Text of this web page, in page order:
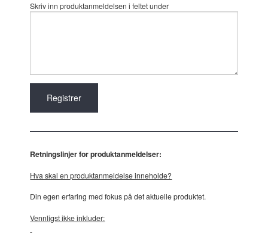
Skriv inn produktanmeldelsen i feltet under
Retningslinjer for produktanmeldelser:
Hva skal en produktanmeldelse inneholde?
Din egen erfaring med fokus på det aktuelle produktet.
Vennligst ikke inkluder: